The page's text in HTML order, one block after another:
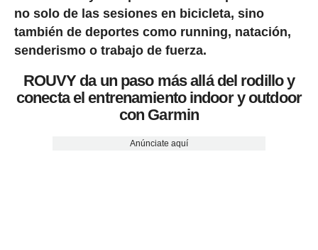
no solo de las sesiones en bicicleta, sino
también de deportes como running, natación,
senderismo o trabajo de fuerza.
ROUVY da un paso más allá del rodillo y
conecta el entrenamiento indoor y outdoor
con Garmin
Anúnciate aquí